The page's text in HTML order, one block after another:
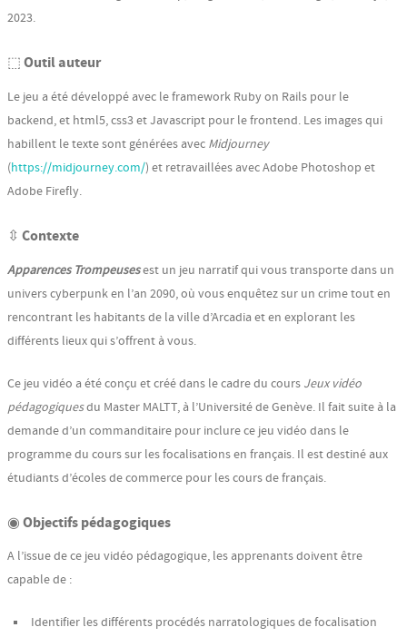
2023.
⬚ Outil auteur
Le jeu a été développé avec le framework Ruby on Rails pour le
backend, et html5, css3 et Javascript pour le frontend. Les images qui
habillent le texte sont générées avec Midjourney
(https://midjourney.com/) et retravaillées avec Adobe Photoshop et
Adobe Firefly.
⇳ Contexte
Apparences Trompeusesest un jeu narratif qui vous transporte dans un
univers cyberpunk en l’an 2090, où vous enquêtez sur un crime tout en
rencontrant les habitants de la ville d’Arcadia et en explorant les
différents lieux qui s’offrent à vous.
Ce jeu vidéo a été conçu et créé dans le cadre du cours Jeux vidéo
pédagogiquesdu Master MALTT, à l’Université de Genève. Il fait suite à la
demande d’un commanditaire pour inclure ce jeu vidéo dans le
programme du cours sur les focalisations en français. Il est destiné aux
étudiants d’écoles de commerce pour les cours de français.
◉ Objectifs pédagogiques
A l’issue de ce jeu vidéo pédagogique, les apprenants doivent être
capable de :
Identifier les différents procédés narratologiques de focalisation